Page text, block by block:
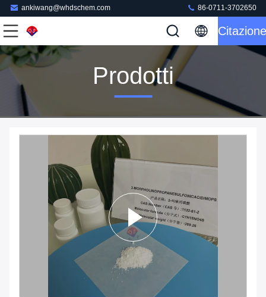
ankiwang@whdschem.com 86-0711-3702650
Citazione
Prodotti